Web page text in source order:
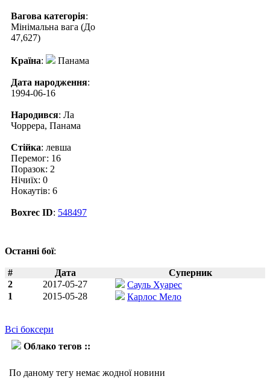
Вагова категорія:
Мінімальна вага (До
47,627)
Країна: Панама
Дата народження:
1994-06-16
Народився: Ла
Чоррера, Панама
Стійка: левша
Перемог: 16
Поразок: 2
Нічиїх: 0
Нокаутів: 6
Boxrec ID: 548497
Останні бої:
# Дата
Суперник
2
2017-05-27
Сауль Хуарес
1
2015-05-28 Карлос Мело
Всі боксери
Облако тегов ::
По даному тегу немає жодної новини